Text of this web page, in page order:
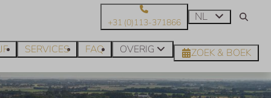
+31 (0)113-371866 NL
SERVICES FAQ OVERIG ZOEK & BOEK